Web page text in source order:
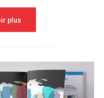
plus